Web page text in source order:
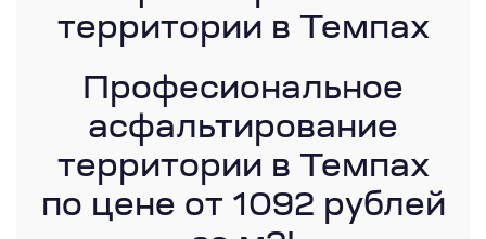
территории в Темпах
Професиональное
асфальтирование
территории в Темпах
по цене от 1092 рублей